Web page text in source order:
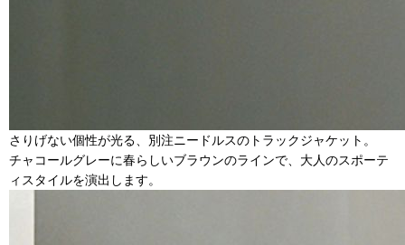
さりげない個性が光る、別注ニードルスのトラックジャケット。
チャコールグレーに春らしいブラウンのラインで、大人のスポーテ
ィスタイルを演出します。